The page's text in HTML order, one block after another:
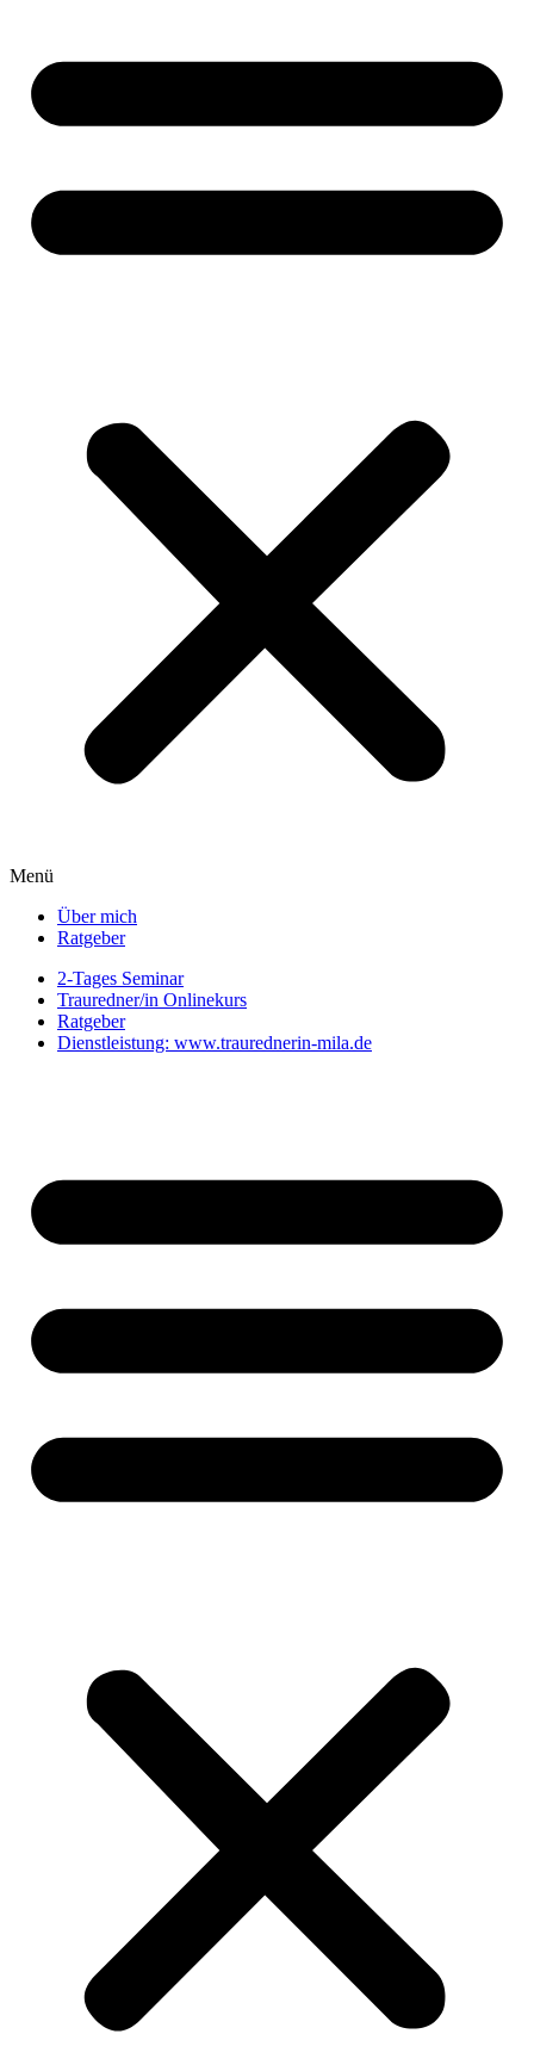
Menü
Über mich
Ratgeber
2-Tages Seminar
Trauredner/in Onlinekurs
Ratgeber
Dienstleistung: www.traurednerin-mila.de